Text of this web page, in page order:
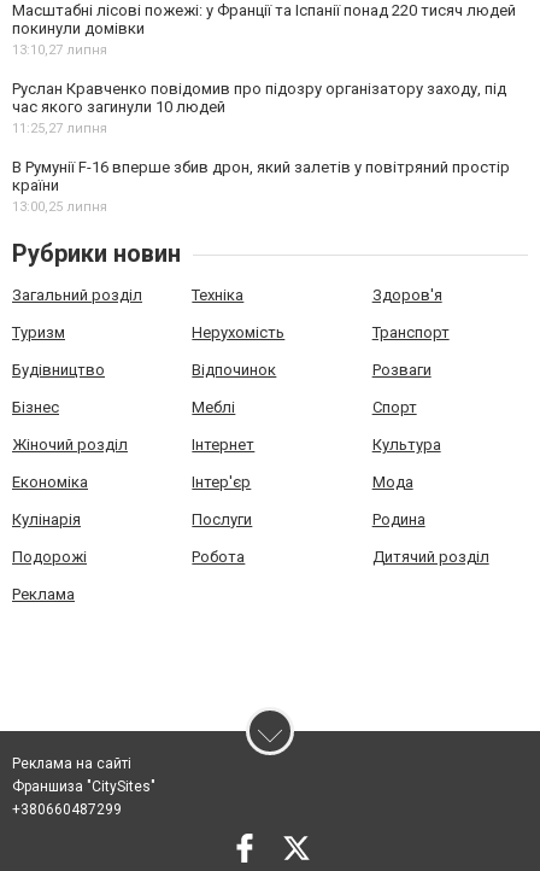
Масштабні лісові пожежі: у Франції та Іспанії понад 220 тисяч людей
покинули домівки
13:10,27 липня
Руслан Кравченко повідомив про підозру організатору заходу, під
час якого загинули 10 людей
11:25,27 липня
В Румунії F-16 вперше збив дрон, який залетів у повітряний простір
країни
13:00,25 липня
Рубрики новин
Загальний розділ Техніка Здоров'я
Туризм Нерухомість Транспорт
Будівництво Відпочинок Розваги
Бізнес Меблі Спорт
Жіночий розділ Інтернет Культура
Економіка Інтер'єр Мода
Кулінарія Послуги Родина
Подорожі Робота Дитячий розділ
Реклама
Реклама на сайті
Франшиза "CitySites"
+380660487299